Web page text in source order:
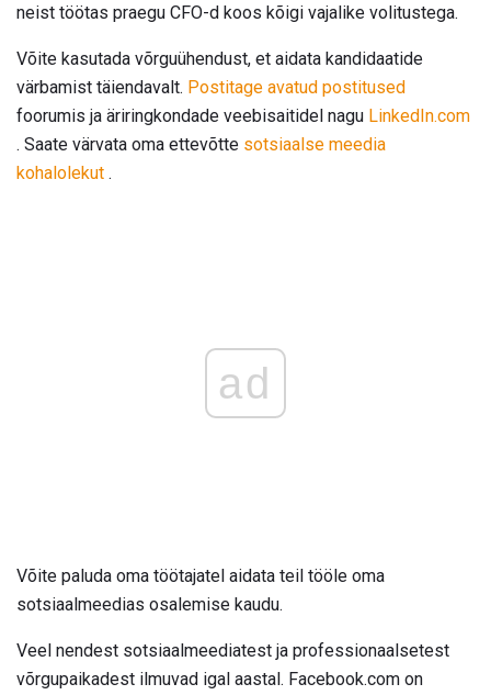
neist töötas praegu CFO-d koos kõigi vajalike volitustega.
Võite kasutada võrguühendust, et aidata kandidaatide
värbamist täiendavalt. Postitage avatud postitused
foorumis ja äriringkondade veebisaitidel nagu LinkedIn.com
. Saate värvata oma ettevõtte sotsiaalse meedia
kohalolekut .
ad
Võite paluda oma töötajatel aidata teil tööle oma
sotsiaalmeedias osalemise kaudu.
Veel nendest sotsiaalmeediatest ja professionaalsetest
võrgupaikadest ilmuvad igal aastal. Facebook.com on